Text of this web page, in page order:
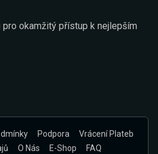
okamžitý přístup k nejlepším
Podpora
Vrácení Plateb
O Nás E-Shop FAQ